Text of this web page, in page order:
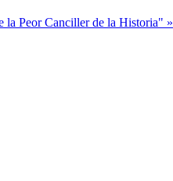
la Peor Canciller de la Historia" »